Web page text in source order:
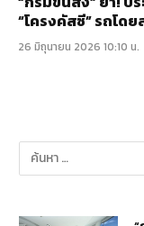
“โครงคัสซี” รถโดย
26 มิถุนายน 2026 10:10 น.